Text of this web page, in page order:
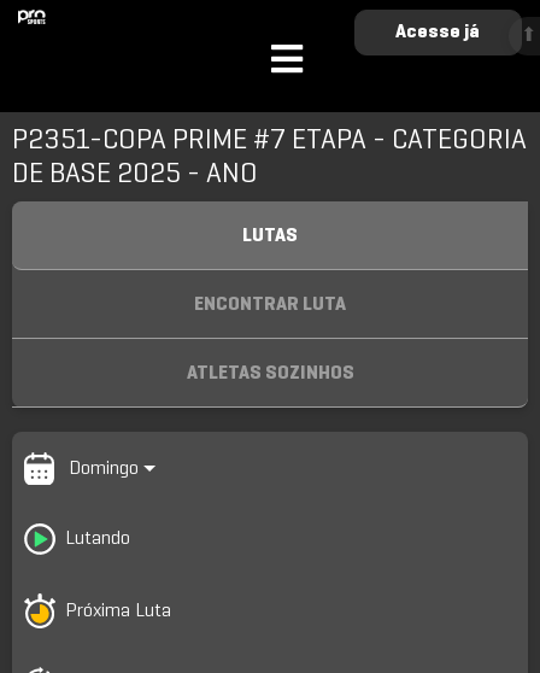
Acesse já ⬆
P2351-COPA PRIME #7 ETAPA - CATEGORIA
DE BASE 2025 - ANO
LUTAS
ENCONTRAR LUTA
ATLETAS SOZINHOS
Domingo
Lutando
Próxima Luta